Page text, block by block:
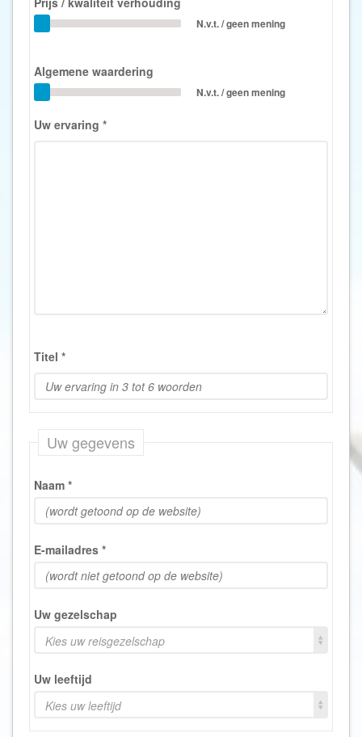
N.v.t. / geen mening
Algemene waardering
N.v.t. / geen mening
Uw ervaring *
Titel *
Uw gegevens
Naam *
E-mailadres *
Uw gezelschap
Kies uw reisgezelschap
Uw leeftijd
Kies uw leeftijd